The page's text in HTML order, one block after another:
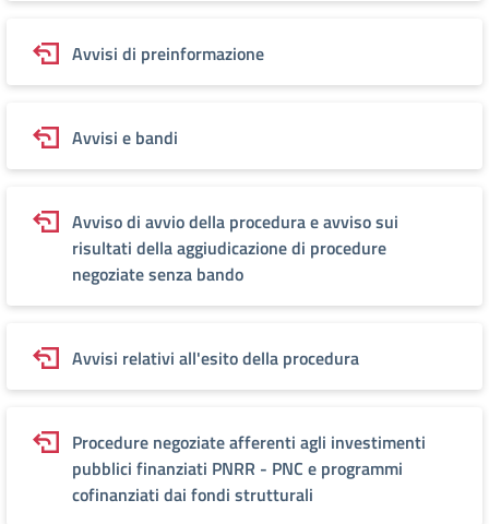
Avvisi di preinformazione
Avvisi e bandi
Avviso di avvio della procedura e avviso sui
risultati della aggiudicazione di procedure
negoziate senza bando
Avvisi relativi all'esito della procedura
Procedure negoziate afferenti agli investimenti
pubblici finanziati PNRR - PNC e programmi
cofinanziati dai fondi strutturali